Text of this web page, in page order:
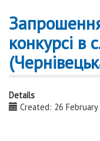
конкурсі в
Details
Created: 26 February